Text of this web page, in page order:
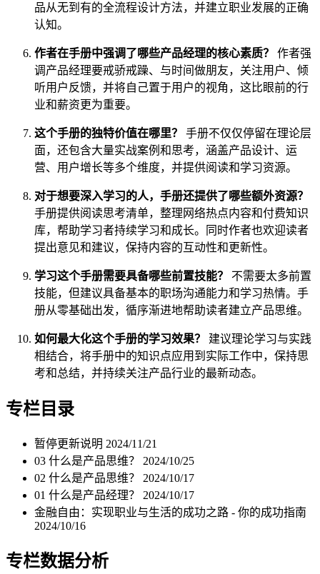
品从无到有的全流程设计方法，并建立职业发展的正确
认知。
作者在手册中强调了哪些产品经理的核心素质？
作者强
调产品经理要戒骄戒躁、与时间做朋友，关注用户、倾
听用户反馈，并将自己置于用户的视角，这比眼前的行
业和薪资更为重要。
这个手册的独特价值在哪里？
手册不仅仅停留在理论层
面，还包含大量实战案例和思考，涵盖产品设计、运
营、用户增长等多个维度，并提供阅读和学习资源。
对于想要深入学习的人，手册还提供了哪些额外资源？
手册提供阅读思考清单，整理网络热点内容和付费知识
库，帮助学习者持续学习和成长。同时作者也欢迎读者
提出意见和建议，保持内容的互动性和更新性。
学习这个手册需要具备哪些前置技能？
不需要太多前置
技能，但建议具备基本的职场沟通能力和学习热情。手
册从零基础出发，循序渐进地帮助读者建立产品思维。
如何最大化这个手册的学习效果？
建议理论学习与实践
相结合，将手册中的知识点应用到实际工作中，保持思
考和总结，并持续关注产品行业的最新动态。
专栏目录
暂停更新说明 2024/11/21
03 什么是产品思维？ 2024/10/25
02 什么是产品思维？ 2024/10/17
01 什么是产品经理？ 2024/10/17
金融自由：实现职业与生活的成功之路 - 你的成功指南
2024/10/16
专栏数据分析